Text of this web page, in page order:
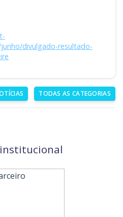
divulgado-resultado-
TODAS AS CATEGORIAS